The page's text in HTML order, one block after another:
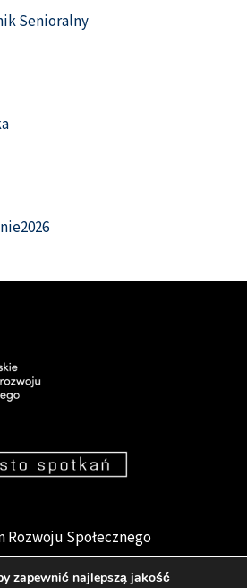
Senioralny
Rozwoju Społecznego
Wrocław
zapewnić najlepszą jakość